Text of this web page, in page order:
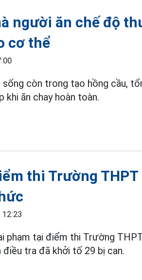
người ăn chế độ
cơ thể
còn trong tạo hồng cầu,
khi ăn chay hoàn toàn.
thi Trường THPT
phạm tại điểm thi Trường
điều tra đã khởi tố 29 bị can.